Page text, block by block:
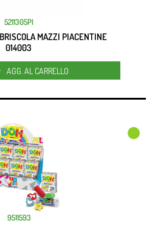
5211305PI
MAZZI PIACENTINE
014003
Quantità
AGG. AL CARRELLO
9511593